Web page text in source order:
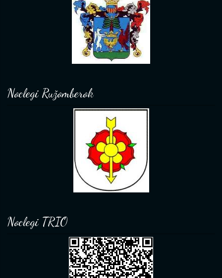
Noclegi Ružomberok
Noclegi TRIO